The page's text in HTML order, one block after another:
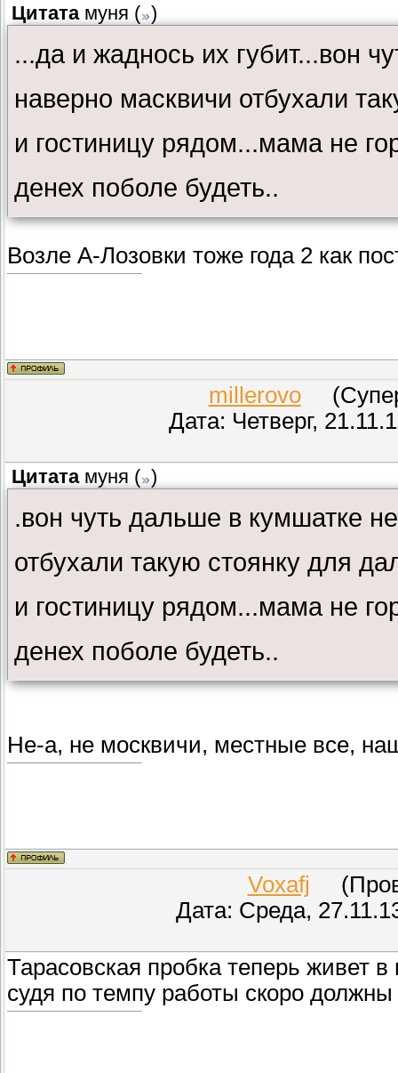
Цитата муня ( )
...да и жаднось их губит...вон
наверно масквичи отбухали
и гостиницу рядом...мама не
денех поболе будеть..
Возле А-Лозовки тоже года 2 как
millerovo
Дата: Четверг,
Цитата муня ( )
.вон чуть дальше в кумшатке
отбухали такую стоянку для
и гостиницу рядом...мама не
денех поболе будеть..
Не-а, не москвичи, местные все,
Voxafj
Дата: Среда,
Тарасовская пробка теперь живет
судя по темпу работы скоро